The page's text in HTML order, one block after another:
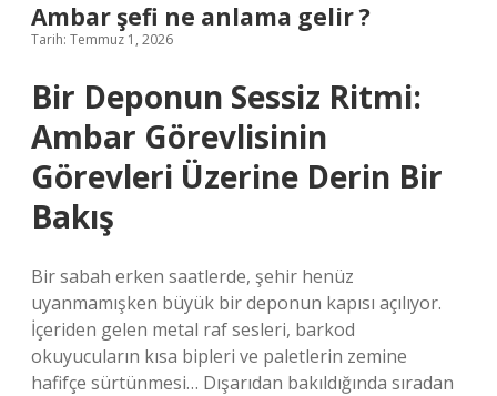
Ambar şefi ne anlama gelir ?
Tarih: Temmuz 1, 2026
Bir Deponun Sessiz Ritmi:
Ambar Görevlisinin
Görevleri Üzerine Derin Bir
Bakış
Bir sabah erken saatlerde, şehir henüz
uyanmamışken büyük bir deponun kapısı açılıyor.
İçeriden gelen metal raf sesleri, barkod
okuyucuların kısa bipleri ve paletlerin zemine
hafifçe sürtünmesi… Dışarıdan bakıldığında sıradan